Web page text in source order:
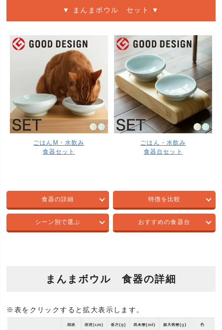
▼ まんまボウル セット ▼
ごはんM・水飲み
食器セット
ごはん・水飲み
食器台セット
食器の詳細 特徴を比較
シーン別で選ぶ おすすめの食器台
まんまボウル 食器の詳細
※表をクリックすると拡大表示します。